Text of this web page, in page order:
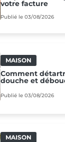
votre facture
Publié le 03/08/2026
MAISON
Comment
douche et
Publié le 03/08/2026
MAISON